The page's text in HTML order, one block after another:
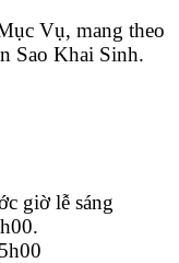
Vụ, mang theo
Sao Khai Sinh.
giờ lễ sáng